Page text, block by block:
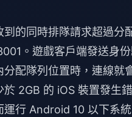
到的同時排隊請求超過
。遊戲客戶端發送身
配隊列位置時，連線就
於 2GB 的 iOS 裝置發
運行 Android 10 以下系